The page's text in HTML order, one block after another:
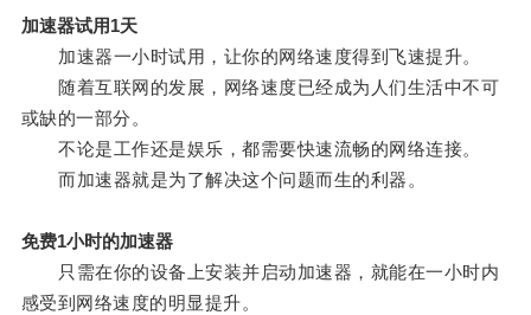
加速器试用1天
加速器一小时试用，让你的网络速度得到飞速提升。
随着互联网的发展，网络速度已经成为人们生活中不可
或缺的一部分。
不论是工作还是娱乐，都需要快速流畅的网络连接。
而加速器就是为了解决这个问题而生的利器。
免费1小时的加速器
只需在你的设备上安装并启动加速器，就能在一小时内
感受到网络速度的明显提升。